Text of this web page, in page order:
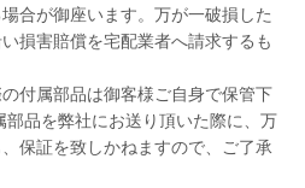
合が御座います。万が一破損した
損害賠償を宅配業者へ請求するも
付属部品は御客様ご自身で保管下
品を弊社にお送り頂いた際に、万
保証を致しかねますので、ご了承